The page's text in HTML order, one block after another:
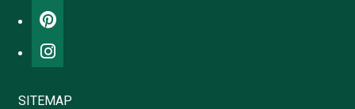
SITEMAP